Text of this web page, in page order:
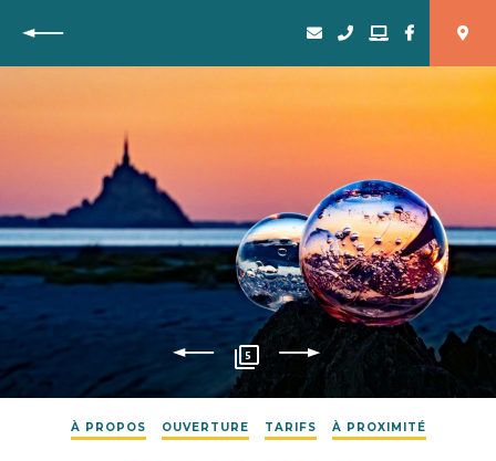
Retour
5
À PROPOS OUVERTURE TARIFS À PROXIMITÉ